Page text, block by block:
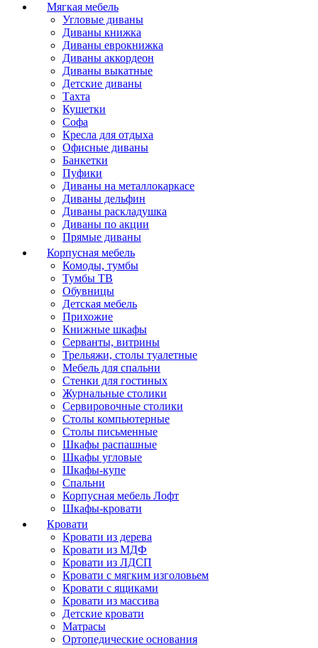
Мягкая мебель
Угловые диваны
Диваны книжка
Диваны еврокнижка
Диваны аккордеон
Диваны выкатные
Детские диваны
Тахта
Кушетки
Софа
Кресла для отдыха
Офисные диваны
Банкетки
Пуфики
Диваны на металлокаркасе
Диваны дельфин
Диваны раскладушка
Диваны по акции
Прямые диваны
Корпусная мебель
Комоды, тумбы
Тумбы ТВ
Обувницы
Детская мебель
Прихожие
Книжные шкафы
Серванты, витрины
Трельяжи, столы туалетные
Мебель для спальни
Стенки для гостиных
Журнальные столики
Сервировочные столики
Столы компьютерные
Столы письменные
Шкафы распашные
Шкафы угловые
Шкафы-купе
Спальни
Корпусная мебель Лофт
Шкафы-кровати
Кровати
Кровати из дерева
Кровати из МДФ
Кровати из ЛДСП
Кровати с мягким изголовьем
Кровати с ящиками
Кровати из массива
Детские кровати
Матрасы
Ортопедические основания